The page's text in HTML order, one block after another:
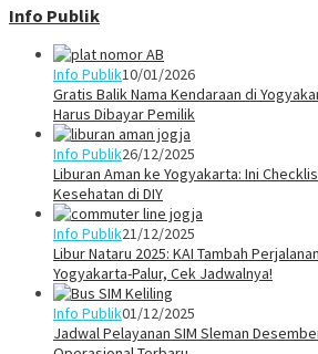
Info Publik
Info Publik10/01/2026
Gratis Balik Nama Kendaraan di
Harus Dibayar Pemilik
Info Publik26/12/2025
Liburan Aman ke Yogyakarta: Ini
Kesehatan di DIY
Info Publik21/12/2025
Libur Nataru 2025: KAI Tambah
Yogyakarta-Palur, Cek Jadwalnya!
Info Publik01/12/2025
Jadwal Pelayanan SIM Sleman